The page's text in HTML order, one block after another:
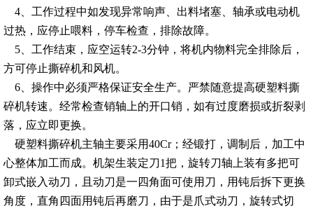
4、工作过程中如发现异常响声、出料堵塞、轴承或电动机
过热，应停止喂料，停车检查，排除故障。
5、工作结束，应空运转2-3分钟，将机内物料完全排除后，
方可停止撕碎机和风机。
6、操作中必须严格保证安全生产。严禁随意提高硬塑料撕
碎机转速。经常检查销轴上的开口销，如有过度磨损或折裂剥
落，应立即更换。
硬塑料撕碎机主轴主要采用40Cr；经锻打，调制后，加工中
心整体加工而成。机架生装定刀1把，旋转刀轴上装有多把可
卸式嵌入动刀，且动刀是一四角面可使用刀，用钝后拆下更换
角度，直角四面用钝后再磨刀，由于是爪式动刀，旋转式切